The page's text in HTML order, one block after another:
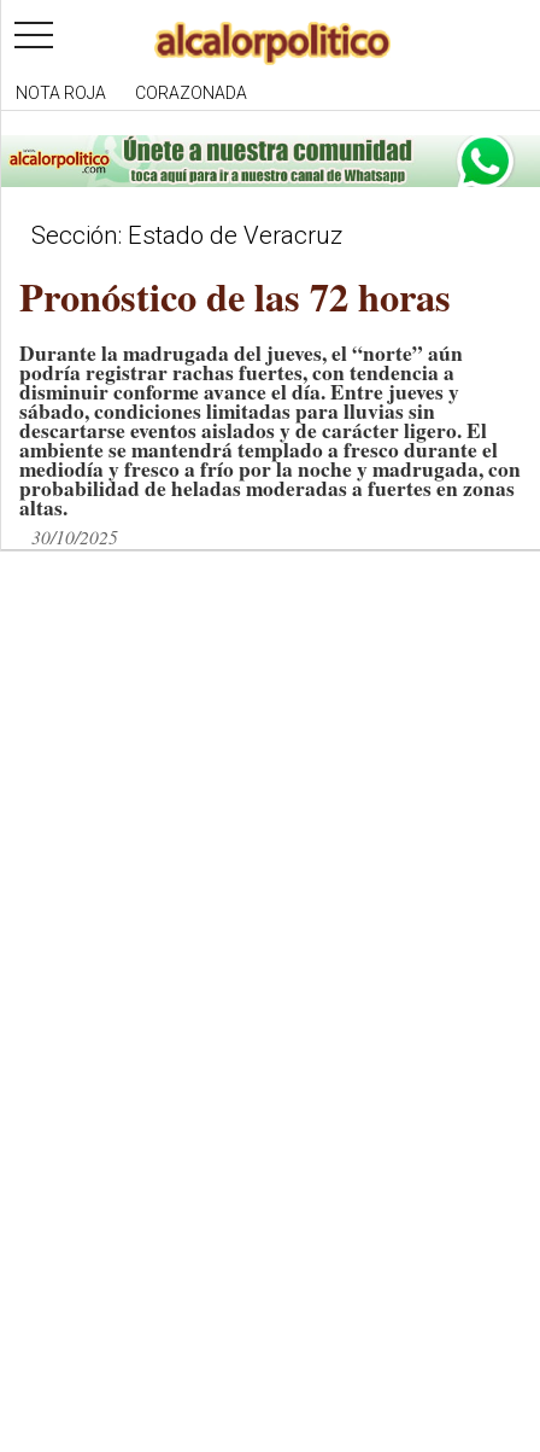
toggle
navigation
NOTA ROJA CORAZONADA
Sección: Estado de Veracruz
Pronóstico de las 72 horas
Durante la madrugada del jueves, el “norte” aún
podría registrar rachas fuertes, con tendencia a
disminuir conforme avance el día. Entre jueves y
sábado, condiciones limitadas para lluvias sin
descartarse eventos aislados y de carácter ligero. El
ambiente se mantendrá templado a fresco durante el
mediodía y fresco a frío por la noche y madrugada, con
probabilidad de heladas moderadas a fuertes en zonas
altas.
30/10/2025